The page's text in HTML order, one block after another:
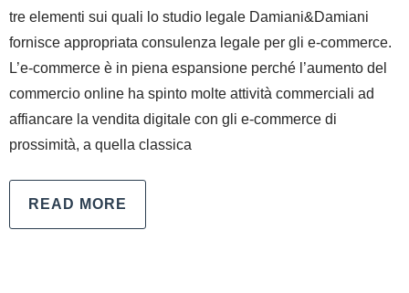
tre elementi sui quali lo studio legale Damiani&Damiani
fornisce appropriata consulenza legale per gli e-commerce.
L’e-commerce è in piena espansione perché l’aumento del
commercio online ha spinto molte attività commerciali ad
affiancare la vendita digitale con gli e-commerce di
prossimità, a quella classica
READ MORE